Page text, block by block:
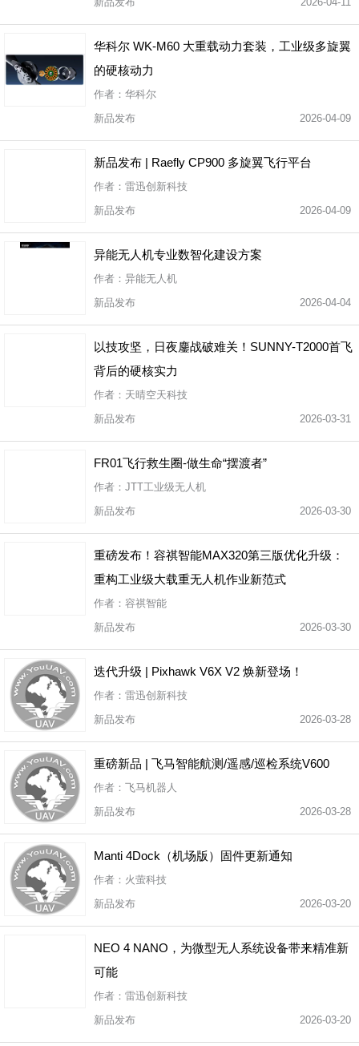
华科尔 WK-M60 大重载动力套装，工业级多旋翼
的硬核动力
作者：华科尔
新品发布
2026-04-09
新品发布 | Raefly CP900 多旋翼飞行平台
作者：雷迅创新科技
新品发布
2026-04-09
异能无人机专业数智化建设方案
作者：异能无人机
新品发布
2026-04-04
以技攻坚，日夜鏖战破难关！SUNNY-T2000首飞
背后的硬核实力
作者：天晴空天科技
新品发布
2026-03-31
FR01飞行救生圈-做生命“摆渡者”
作者：JTT工业级无人机
新品发布
2026-03-30
重磅发布！容祺智能MAX320第三版优化升级：
重构工业级大载重无人机作业新范式
作者：容祺智能
新品发布
2026-03-30
迭代升级 | Pixhawk V6X V2 焕新登场！
作者：雷迅创新科技
新品发布
2026-03-28
重磅新品 | 飞马智能航测/遥感/巡检系统V600
作者：飞马机器人
新品发布
2026-03-28
Manti 4Dock（机场版）固件更新通知
作者：火萤科技
新品发布
2026-03-20
NEO 4 NANO，为微型无人系统设备带来精准新
可能
作者：雷迅创新科技
新品发布
2026-03-20